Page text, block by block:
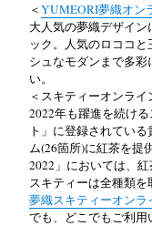
＜YUMEORI夢織オン
大人気の夢織デザイ
ック。人気のロココ
シュなモダンまで多
い。
＜スキティーオンライ
2022年も躍進を続け
ト」に登録されてい
ム(26箇所)に紅茶を提
2022」においては、
スキティーは全種類を
夢織スキティーオンラ
でも、どこでもご利用